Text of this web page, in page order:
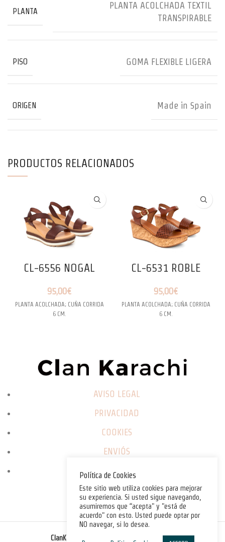
PLANTA
PLANTA ACOLCHADA TEXTIL
TRANSPIRABLE
PISO GOMA FLEXIBLE LIGERA
ORIGEN Made in Spain
PRODUCTOS RELACIONADOS
CL-6556 NOGAL
95,00€
PLANTA ACOLCHADA; CUÑA CORRIDA
6 CM.
CL-6531 ROBLE
95,00€
PLANTA ACOLCHADA; CUÑA CORRIDA
6 CM.
AVISO LEGAL
PRIVACIDAD
COOKIES
ENVIÓS
CAMBIOS / DEVOLUCIONES
ClanKarachi.com . All rights reserved.©
Política de Cookies
Este sitio web utiliza cookies para mejorar
su experiencia. Si usted sigue navegando,
asumiremos que “acepta" y "está de
acuerdo" con esto. Usted puede optar por
NO navegar, si lo desea.